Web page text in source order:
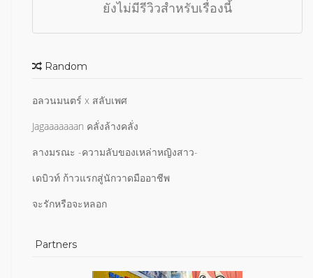
ยังไม่มีรีวิวสำหรับเรื่องนี้
Random
อลวนมนตร์ x สลับเพศ
Jagaaaaaaan คลั่งล้างคลั่ง
ลางมรณะ -ความลับของเหล่าหญิงสาว-
เดบิวท์ ก้าวแรกสู่นักวาดมืออาชีพ
จะรักหรือจะหลอก
Partners